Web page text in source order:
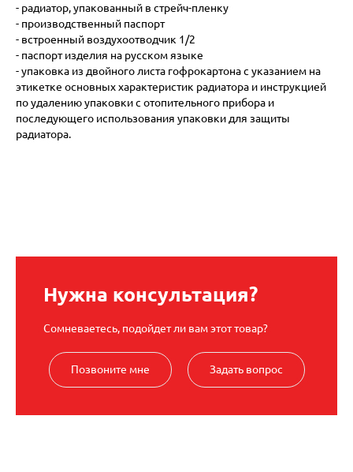
- радиатор, упакованный в стрейч-пленку
- производственный паспорт
- встроенный воздухоотводчик 1/2
- паспорт изделия на русском языке
- упаковка из двойного листа гофрокартона с указанием на
этикетке основных характеристик радиатора и инструкцией
по удалению упаковки с отопительного прибора и
последующего использования упаковки для защиты
радиатора.
Нужна консультация?
Сомневаетесь, подойдет ли вам этот товар?
Позвоните мне Задать вопрос